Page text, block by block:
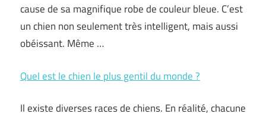
cause de sa magnifique robe de couleur bleue. C’est
un chien non seulement très intelligent, mais aussi
obéissant. Même …
Quel est le chien le plus gentil du monde ?
Il existe diverses races de chiens. En réalité, chacune